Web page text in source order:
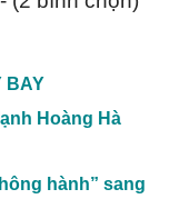
BAY
Hoàng Hà
hành” sang